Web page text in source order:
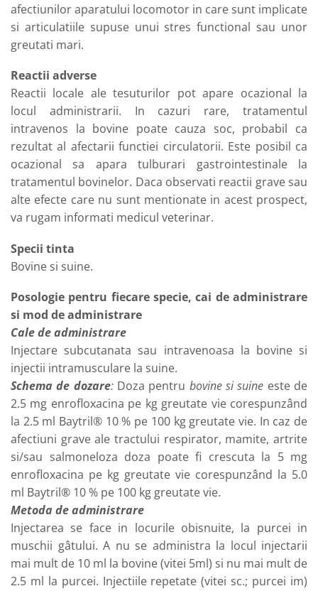
afectiunilor aparatului locomotor in care sunt implicate
si articulatiile supuse unui stres functional sau unor
greutati mari.
Reactii adverse
Reactii locale ale tesuturilor pot apare ocazional la
locul administrarii. In cazuri rare, tratamentul
intravenos la bovine poate cauza soc, probabil ca
rezultat al afectarii functiei circulatorii. Este posibil ca
ocazional sa apara tulburari gastrointestinale la
tratamentul bovinelor. Daca observati reactii grave sau
alte efecte care nu sunt mentionate in acest prospect,
va rugam informati medicul veterinar.
Specii tinta
Bovine si suine.
Posologie pentru fiecare specie, cai de administrare
si mod de administrare
Cale de administrare
Injectare subcutanata sau intravenoasa la bovine si
injectii intramusculare la suine.
Schema de dozare: Doza pentru bovine si suine este de
2.5 mg enrofloxacina pe kg greutate vie corespunzând
la 2.5 ml Baytril® 10 % pe 100 kg greutate vie. In caz de
afectiuni grave ale tractului respirator, mamite, artrite
si/sau salmoneloza doza poate fi crescuta la 5 mg
enrofloxacina pe kg greutate vie corespunzând la 5.0
ml Baytril® 10 % pe 100 kg greutate vie.
Metoda de administrare
Injectarea se face in locurile obisnuite, la purcei in
muschii gâtului. A nu se administra la locul injectarii
mai mult de 10 ml la bovine (vitei 5ml) si nu mai mult de
2.5 ml la purcei. Injectiile repetate (vitei sc.; purcei im)